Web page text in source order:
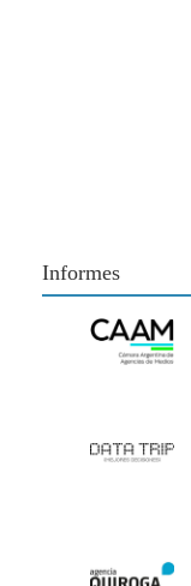
Informes